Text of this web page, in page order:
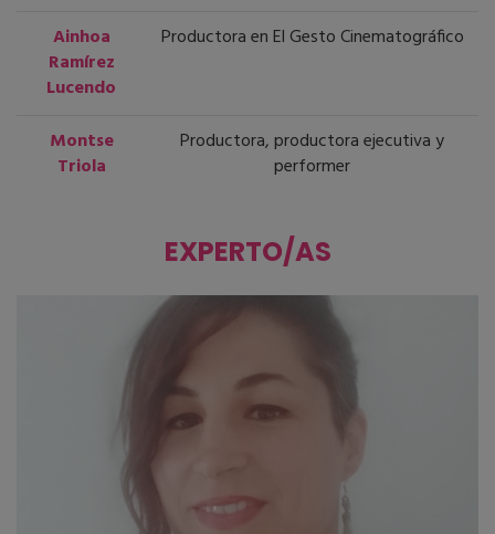
Ainhoa
Ramírez
Lucendo
Productora en El Gesto Cinematográfico
Montse
Triola
Productora, productora ejecutiva y
performer
EXPERTO/AS